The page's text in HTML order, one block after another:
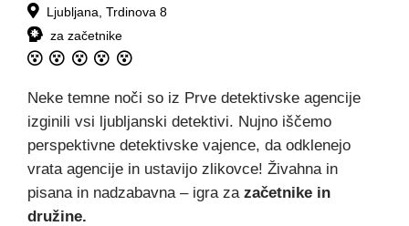
Ljubljana, Trdinova 8
za začetnike
Neke temne noči so iz Prve detektivske agencije
izginili vsi ljubljanski detektivi. Nujno iščemo
perspektivne detektivske vajence, da odklenejo
vrata agencije in ustavijo zlikovce! Živahna in
pisana in nadzabavna – igra za začetnike in
družine.